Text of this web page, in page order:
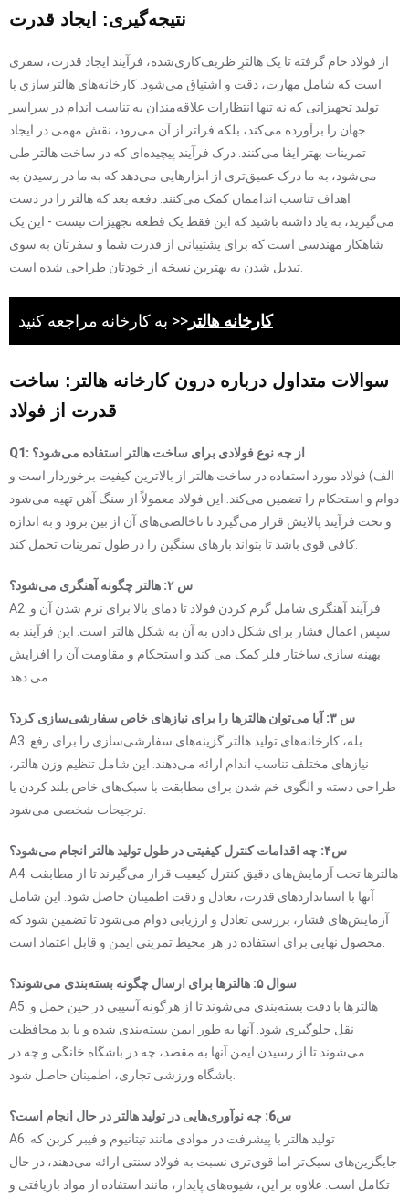
نتیجه‌گیری: ایجاد قدرت
از فولاد خام گرفته تا یک هالترِ ظریف‌کاری‌شده، فرآیند ایجاد قدرت، سفری
است که شامل مهارت، دقت و اشتیاق می‌شود. کارخانه‌های هالترسازی با
تولید تجهیزاتی که نه تنها انتظارات علاقه‌مندان به تناسب اندام در سراسر
جهان را برآورده می‌کند، بلکه فراتر از آن می‌رود، نقش مهمی در ایجاد
تمرینات بهتر ایفا می‌کنند. درک فرآیند پیچیده‌ای که در ساخت هالتر طی
می‌شود، به ما درک عمیق‌تری از ابزارهایی می‌دهد که به ما در رسیدن به
اهداف تناسب انداممان کمک می‌کنند. دفعه بعد که هالتر را در دست
می‌گیرید، به یاد داشته باشید که این فقط یک قطعه تجهیزات نیست - این یک
شاهکار مهندسی است که برای پشتیبانی از قدرت شما و سفرتان به سوی
تبدیل شدن به بهترین نسخه از خودتان طراحی شده است.
به کارخانه مراجعه کنید >> کارخانه هالتر
سوالات متداول درباره درون کارخانه هالتر: ساخت
قدرت از فولاد
Q1: از چه نوع فولادی برای ساخت هالتر استفاده می‌شود؟
الف) فولاد مورد استفاده در ساخت هالتر از بالاترین کیفیت برخوردار است و
دوام و استحکام را تضمین می‌کند. این فولاد معمولاً از سنگ آهن تهیه می‌شود
و تحت فرآیند پالایش قرار می‌گیرد تا ناخالصی‌های آن از بین برود و به اندازه
کافی قوی باشد تا بتواند بارهای سنگین را در طول تمرینات تحمل کند.
س ۲: هالتر چگونه آهنگری می‌شود؟
A2: فرآیند آهنگری شامل گرم کردن فولاد تا دمای بالا برای نرم شدن آن و
سپس اعمال فشار برای شکل دادن به آن به شکل هالتر است. این فرآیند به
بهینه سازی ساختار فلز کمک می کند و استحکام و مقاومت آن را افزایش
می دهد.
س ۳: آیا می‌توان هالترها را برای نیازهای خاص سفارشی‌سازی کرد؟
A3: بله، کارخانه‌های تولید هالتر گزینه‌های سفارشی‌سازی را برای رفع
نیازهای مختلف تناسب اندام ارائه می‌دهند. این شامل تنظیم وزن هالتر،
طراحی دسته و الگوی خم شدن برای مطابقت با سبک‌های خاص بلند کردن یا
ترجیحات شخصی می‌شود.
س۴: چه اقدامات کنترل کیفیتی در طول تولید هالتر انجام می‌شود؟
A4: هالترها تحت آزمایش‌های دقیق کنترل کیفیت قرار می‌گیرند تا از مطابقت
آنها با استانداردهای قدرت، تعادل و دقت اطمینان حاصل شود. این شامل
آزمایش‌های فشار، بررسی تعادل و ارزیابی دوام می‌شود تا تضمین شود که
محصول نهایی برای استفاده در هر محیط تمرینی ایمن و قابل اعتماد است.
سوال ۵: هالترها برای ارسال چگونه بسته‌بندی می‌شوند؟
A5: هالترها با دقت بسته‌بندی می‌شوند تا از هرگونه آسیبی در حین حمل و
نقل جلوگیری شود. آنها به طور ایمن بسته‌بندی شده و با پد محافظت
می‌شوند تا از رسیدن ایمن آنها به مقصد، چه در باشگاه خانگی و چه در
باشگاه ورزشی تجاری، اطمینان حاصل شود.
س6: چه نوآوری‌هایی در تولید هالتر در حال انجام است؟
A6: تولید هالتر با پیشرفت در موادی مانند تیتانیوم و فیبر کربن که
جایگزین‌های سبک‌تر اما قوی‌تری نسبت به فولاد سنتی ارائه می‌دهند، در حال
تکامل است. علاوه بر این، شیوه‌های پایدار، مانند استفاده از مواد بازیافتی و